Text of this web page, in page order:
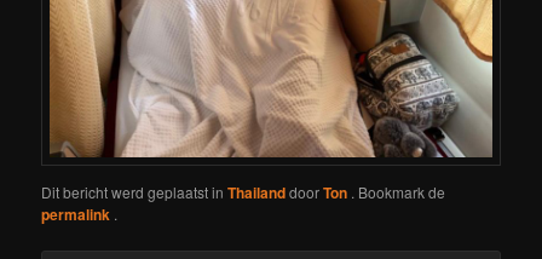
Dit bericht werd geplaatst inThailanddoorTon . Bookmark de
permalink .